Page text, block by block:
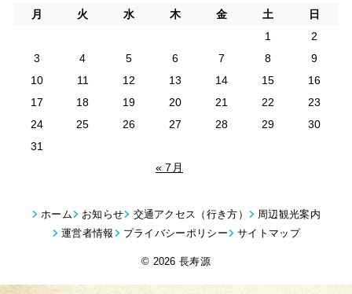
月
火 水 木 金 土
日
1
2
3
4 5 6 7 8
9
10
11 12 13 14 15
16
17
18 19 20 21 22
23
24
25 26 27 28 29
30
31
« 7月
ホーム お知らせ 交通アクセス（行き方）
周辺観光案内
運営者情報
プライバシーポリシー サイトマップ
© 2026 長寿源